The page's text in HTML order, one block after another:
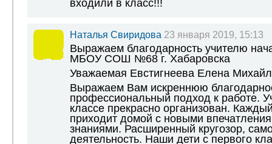
входили в класс!!!
Наталья Свиридова 23 января 2019, 15:13
Выражаем благодарность учителю
МБОУ СОШ №68 г. Хабаровска
Уважаемая Евстигнеева Елена
Выражаем Вам искреннюю
профессиональный подход к работе.
классе прекрасно организован.
приходит домой с новыми
знаниями. Расширенный кругозор,
деятельность. Наши дети с первого